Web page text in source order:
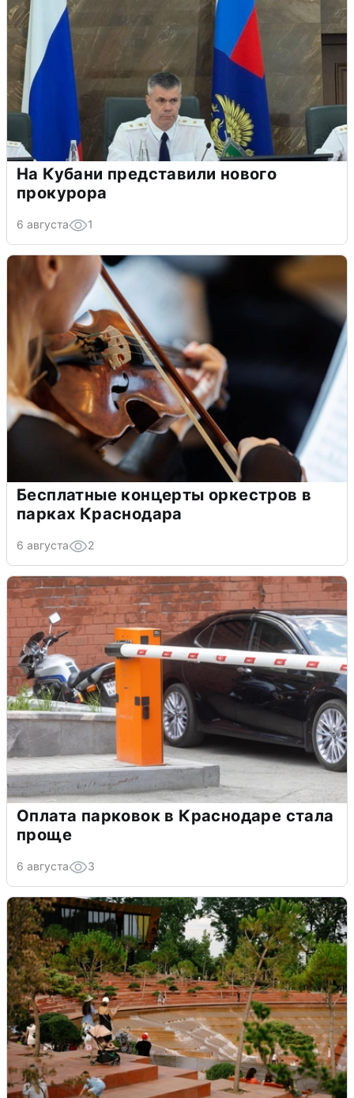
На Кубани представили нового
прокурора
6 августа 1
Бесплатные концерты оркестров в
парках Краснодара
6 августа 2
Оплата парковок в Краснодаре стала
проще
6 августа 3